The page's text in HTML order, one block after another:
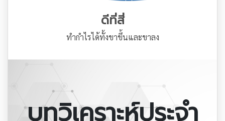
ดีที่สี่
ทำกำไรได้ทั้งขาขึ้นและขาลง
บทวิเคราะห์ประจำ